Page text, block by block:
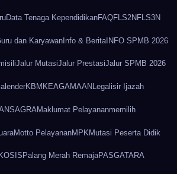
Data Tenaga KependidikanFAQFLS2N FLS3N
dan KaryawanInfo & BeritaINFO SPMB 2026
Jalur MutasiJalur PrestasiJalur SPMB 2026
KBM KEAGAMAAN Legalisir Ijazah
Maklumat Pelayananmemilih
Motto PelayananMPKMutasi Peserta Didik
OSIS Palang Merah RemajaPASGATARA